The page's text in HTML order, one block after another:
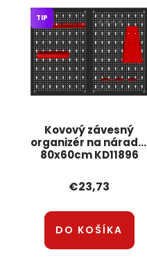
Kovový závesný
organizér na náradie
80x60cm KD11896
TIP
€23,73
DO KOŠÍKA